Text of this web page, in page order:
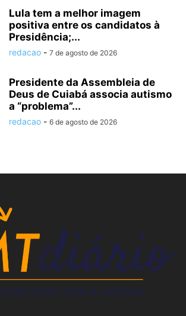
Lula tem a melhor imagem
positiva entre os candidatos à
Presidência;...
redacao - 7 de agosto de 2026
Presidente da Assembleia de
Deus de Cuiabá associa autismo
a “problema”...
redacao - 6 de agosto de 2026